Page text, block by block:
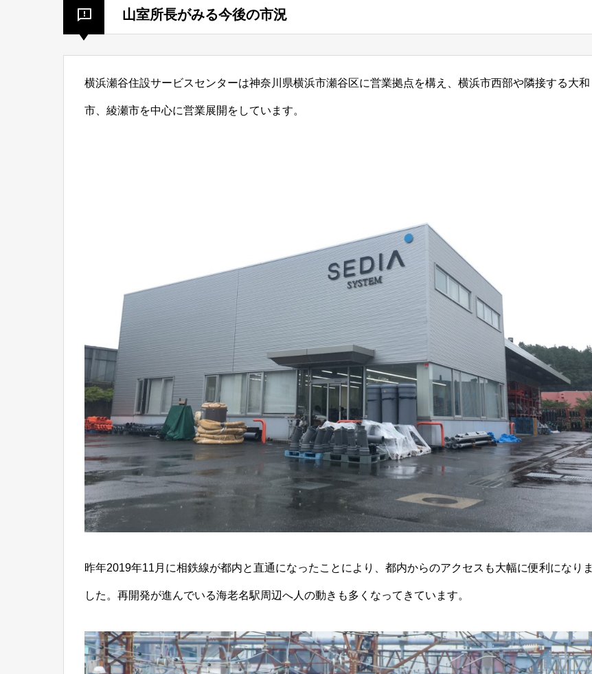
山室所長がみる今後の市況
横浜瀬谷住設サービスセンターは神奈川県横浜市瀬谷区に営業拠点を構え、横浜市西部や隣接する大和
市、綾瀬市を中心に営業展開をしています。
昨年2019年11月に相鉄線が都内と直通になったことにより、都内からのアクセスも大幅に便利になりま
した。再開発が進んでいる海老名駅周辺へ人の動きも多くなってきています。